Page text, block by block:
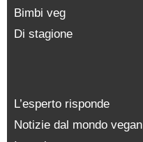
Bimbi veg
Di stagione
L’esperto risponde
Notizie dal mondo vegan